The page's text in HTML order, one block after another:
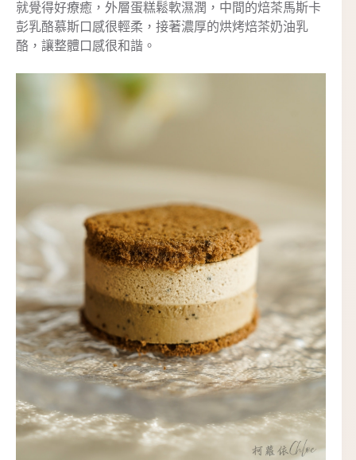
就覺得好療癒，外層蛋糕鬆軟濕潤，中間的焙茶馬斯卡
彭乳酪慕斯口感很輕柔，接著濃厚的烘烤焙茶奶油乳
酪，讓整體口感很和諧。